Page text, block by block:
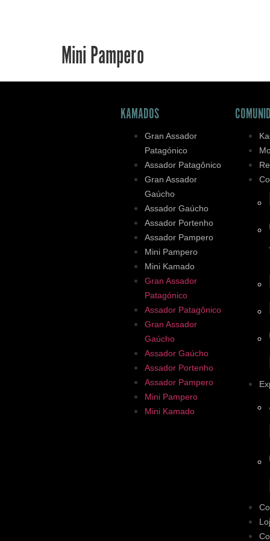
Mini Pampero
KAMADOS
Gran Assador
Patagónico
Assador Patagônico
Gran Assador
Gaúcho
Assador Gaúcho
Assador Portenho
Assador Pampero
Mini Pampero
Mini Kamado
Gran Assador
Patagónico
Assador Patagônico
Gran Assador
Gaúcho
Assador Gaúcho
Assador Portenho
Assador Pampero
Mini Pampero
Mini Kamado